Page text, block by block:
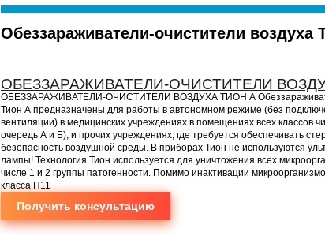
Обеззараживатели-очистители воздуха
ОБЕЗЗАРАЖИВАТЕЛИ-ОЧИСТИТЕЛИ
ОБЕЗЗАРАЖИВАТЕЛИ-ОЧИСТИТЕЛИ ВОЗДУХА ТИОН А
Тион А предназначены для работы в автономном режиме (без
вентиляции) в медицинских учреждениях в помещениях всех классов
очередь А и Б), и прочих учреждениях, где требуется обеспечивать
безопасность воздушной среды. В приборах Тион не используются
лампы! Технология Тион используется для уничтожения всех
числе 1 и 2 группы патогенности. Помимо инактивации
класса H11
Получить консультацию